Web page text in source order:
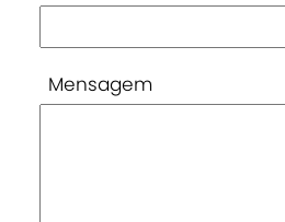
Mensagem